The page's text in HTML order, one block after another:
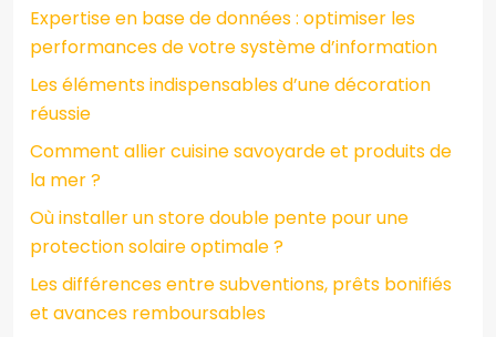
Expertise en base de données : optimiser les
performances de votre système d’information
Les éléments indispensables d’une décoration
réussie
Comment allier cuisine savoyarde et produits de
la mer ?
Où installer un store double pente pour une
protection solaire optimale ?
Les différences entre subventions, prêts bonifiés
et avances remboursables